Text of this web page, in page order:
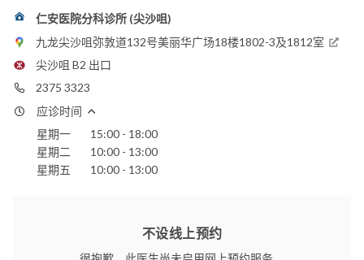
仁安医院分科诊所 (尖沙咀)
九龙尖沙咀弥敦道132号美丽华广场18楼1802-3及1812室
尖沙咀 B2 出口
2375 3323
应诊时间
星期一
15:00 - 18:00
星期二
10:00 - 13:00
星期五
10:00 - 13:00
不设线上预约